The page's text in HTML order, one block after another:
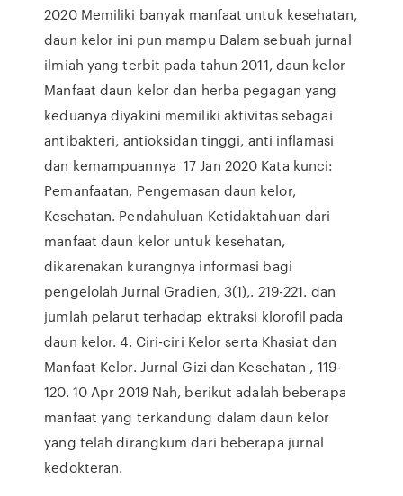
2020 Memiliki banyak manfaat untuk kesehatan,
daun kelor ini pun mampu Dalam sebuah jurnal
ilmiah yang terbit pada tahun 2011, daun kelor
Manfaat daun kelor dan herba pegagan yang
keduanya diyakini memiliki aktivitas sebagai
antibakteri, antioksidan tinggi, anti inflamasi
dan kemampuannya 17 Jan 2020 Kata kunci:
Pemanfaatan, Pengemasan daun kelor,
Kesehatan. Pendahuluan Ketidaktahuan dari
manfaat daun kelor untuk kesehatan,
dikarenakan kurangnya informasi bagi
pengelolah Jurnal Gradien, 3(1),. 219-221. dan
jumlah pelarut terhadap ektraksi klorofil pada
daun kelor. 4. Ciri-ciri Kelor serta Khasiat dan
Manfaat Kelor. Jurnal Gizi dan Kesehatan , 119-
120. 10 Apr 2019 Nah, berikut adalah beberapa
manfaat yang terkandung dalam daun kelor
yang telah dirangkum dari beberapa jurnal
kedokteran.